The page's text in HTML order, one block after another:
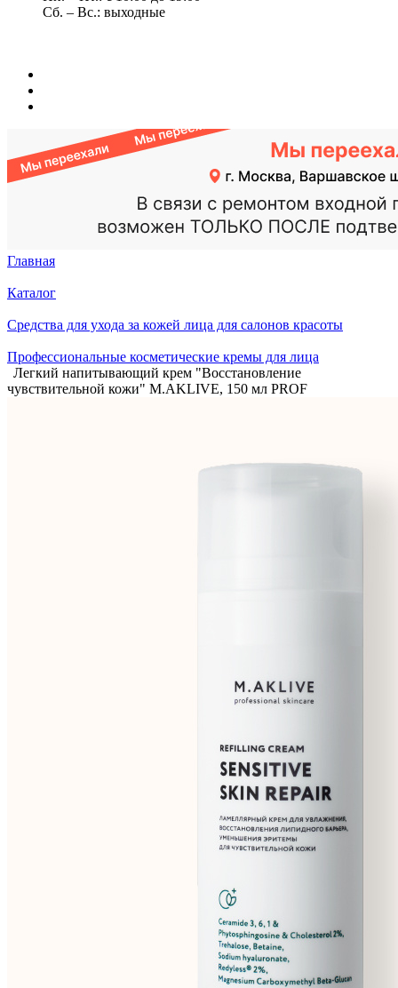
Сб. – Вс.: выходные
Главная
Каталог
Средства для ухода за кожей лица для салонов красоты
Профессиональные косметические кремы для лица
Легкий напитывающий крем "Восстановление
чувствительной кожи" M.AKLIVE, 150 мл PROF